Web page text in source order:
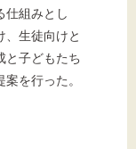
仕組みとし
、生徒向けと
と子どもたち
を行った。